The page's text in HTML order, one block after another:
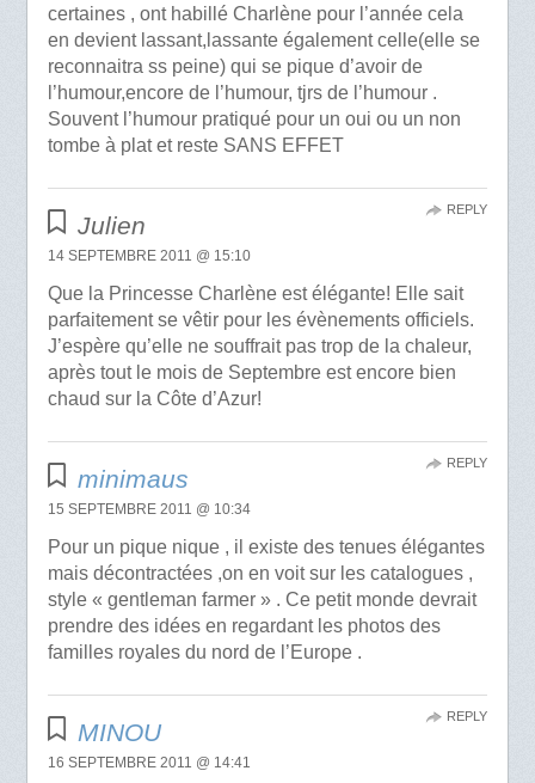
certaines , ont habillé Charlène pour l’année cela
en devient lassant,lassante également celle(elle se
reconnaitra ss peine) qui se pique d’avoir de
l’humour,encore de l’humour, tjrs de l’humour .
Souvent l’humour pratiqué pour un oui ou un non
tombe à plat et reste SANS EFFET
Julien
14 SEPTEMBRE 2011 @ 15:10
Que la Princesse Charlène est élégante! Elle sait
parfaitement se vêtir pour les évènements officiels.
J’espère qu’elle ne souffrait pas trop de la chaleur,
après tout le mois de Septembre est encore bien
chaud sur la Côte d’Azur!
REPLY
minimaus
15 SEPTEMBRE 2011 @ 10:34
Pour un pique nique , il existe des tenues élégantes
mais décontractées ,on en voit sur les catalogues ,
style « gentleman farmer » . Ce petit monde devrait
prendre des idées en regardant les photos des
familles royales du nord de l’Europe .
REPLY
MINOU
16 SEPTEMBRE 2011 @ 14:41
REPLY